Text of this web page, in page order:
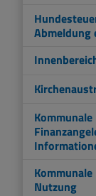
Abmeldung
Kommunale
Nutzung